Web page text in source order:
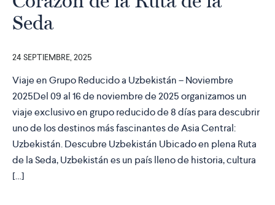
Seda
24 SEPTIEMBRE, 2025
Viaje en Grupo Reducido a Uzbekistán – Noviembre
2025Del 09 al 16 de noviembre de 2025 organizamos un
viaje exclusivo en grupo reducido de 8 días para descubrir
uno de los destinos más fascinantes de Asia Central:
Uzbekistán. Descubre Uzbekistán Ubicado en plena Ruta
de la Seda, Uzbekistán es un país lleno de historia, cultura
[…]